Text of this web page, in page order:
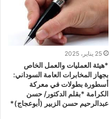
25 يناير، 2025
*هيئة العمليات والعمل الخاص
بجهاز المخابرات العامة السوداني:
أسطورة بطولات في معركة
الكرامة *بقلم الدكتور/ حسن
عبدالرحيم حسن الزبير (أبوعجاج)*